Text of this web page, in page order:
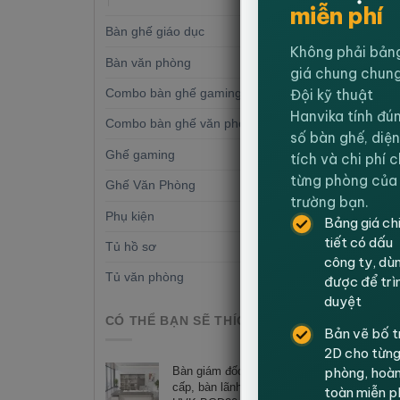
Bàn ghế giáo dục
Bàn văn phòng
Combo bàn ghế gaming (8)
Combo bàn ghế văn phòng (8)
Ghế gaming
Ghế Văn Phòng
Phụ kiện (5)
Tủ hồ sơ
Tủ văn phòng
CÓ THỂ BẠN SẼ THÍCH
Bàn giám đốc chữ L cao
cấp, bàn lãnh đạo hiện đại
-30%
Bàn
Câu
miễn phí
Không phải
giá chung
Đội kỹ thuật
Hanvika tính
số bàn ghế, diện
tích và chi phí
từng phòng của
trường bạn.
Bảng giá chi
tiết có dấu
công ty,
được để
duyệt
Bản vẽ bố
2D cho từng
phòng,
toàn miễn